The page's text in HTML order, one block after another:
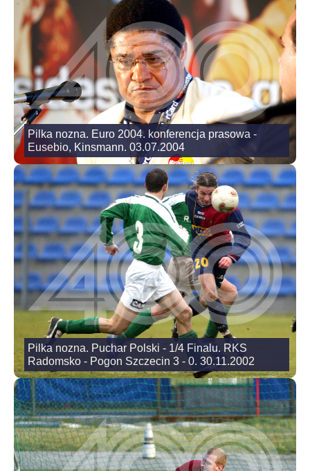
Pilka nozna. Euro 2004. konferencja prasowa -
Eusebio, Kinsmann. 03.07.2004
Pilka nozna. Puchar Polski - 1/4 Finalu. RKS
Radomsko - Pogon Szczecin 3 - 0. 30.11.2002